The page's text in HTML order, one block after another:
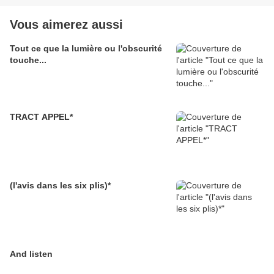
Vous aimerez aussi
Tout ce que la lumière ou l'obscurité
touche...
TRACT APPEL*
(l'avis dans les six plis)*
And listen